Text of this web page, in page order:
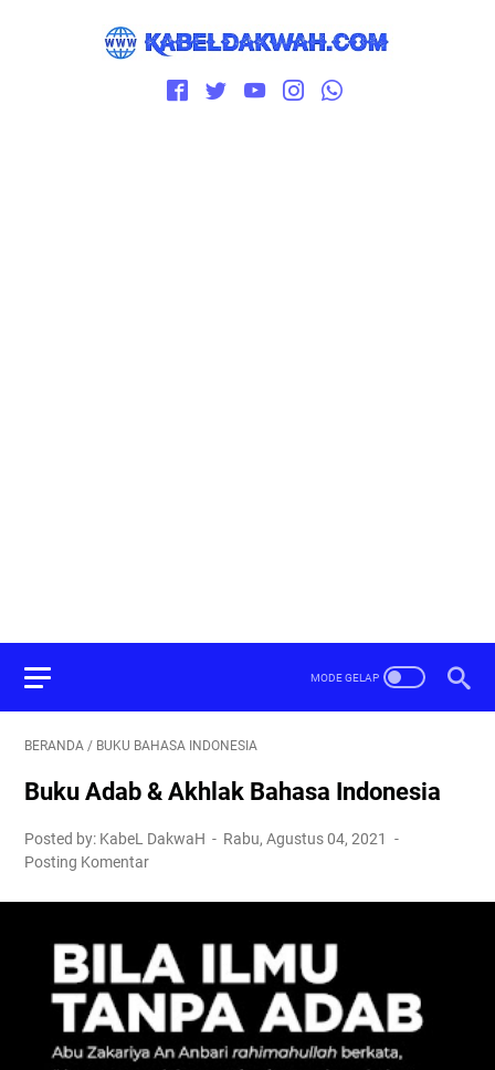
BERANDA / BUKU BAHASA INDONESIA
Buku Adab & Akhlak Bahasa Indonesia
Posted by: KabeL DakwaH
Rabu, Agustus 04, 2021
Posting Komentar